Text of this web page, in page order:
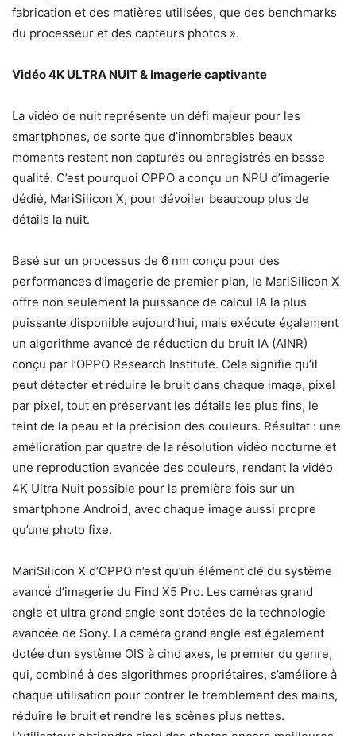
fabrication et des matières utilisées, que des benchmarks
du processeur et des capteurs photos ».
Vidéo 4K ULTRA NUIT & Imagerie captivante
La vidéo de nuit représente un défi majeur pour les
smartphones, de sorte que d’innombrables beaux
moments restent non capturés ou enregistrés en basse
qualité. C’est pourquoi OPPO a conçu un NPU d’imagerie
dédié, MariSilicon X, pour dévoiler beaucoup plus de
détails la nuit.
Basé sur un processus de 6 nm conçu pour des
performances d’imagerie de premier plan, le MariSilicon X
offre non seulement la puissance de calcul IA la plus
puissante disponible aujourd’hui, mais exécute également
un algorithme avancé de réduction du bruit IA (AINR)
conçu par l’OPPO Research Institute. Cela signifie qu’il
peut détecter et réduire le bruit dans chaque image, pixel
par pixel, tout en préservant les détails les plus fins, le
teint de la peau et la précision des couleurs. Résultat : une
amélioration par quatre de la résolution vidéo nocturne et
une reproduction avancée des couleurs, rendant la vidéo
4K Ultra Nuit possible pour la première fois sur un
smartphone Android, avec chaque image aussi propre
qu’une photo fixe.
MariSilicon X d’OPPO n’est qu’un élément clé du système
avancé d’imagerie du Find X5 Pro. Les caméras grand
angle et ultra grand angle sont dotées de la technologie
avancée de Sony. La caméra grand angle est également
dotée d’un système OIS à cinq axes, le premier du genre,
qui, combiné à des algorithmes propriétaires, s’améliore à
chaque utilisation pour contrer le tremblement des mains,
réduire le bruit et rendre les scènes plus nettes.